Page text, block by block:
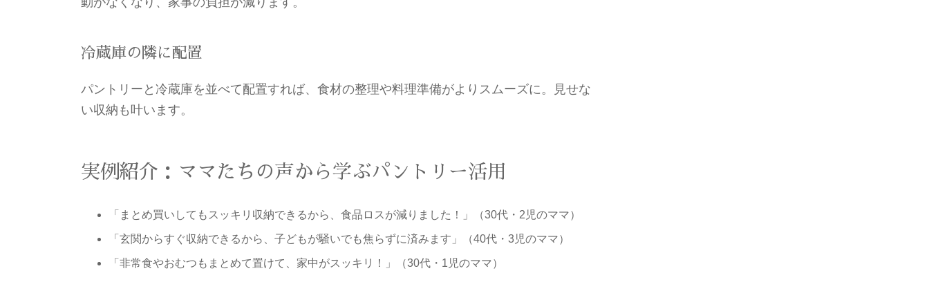
冷蔵庫の隣に配置
パントリーと冷蔵庫を並べて配置すれば、食材の整理や料理準備がよりスムーズに。見せな
い収納も叶います。
実例紹介：ママたちの声から学ぶパントリー活用
「まとめ買いしてもスッキリ収納できるから、食品ロスが減りました！」（30代・2児のママ）
「玄関からすぐ収納できるから、子どもが騒いでも焦らずに済みます」（40代・3児のママ）
「非常食やおむつもまとめて置けて、家中がスッキリ！」（30代・1児のママ）